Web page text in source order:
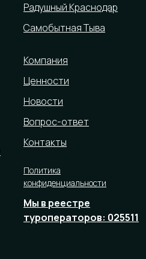
Радушный Краснодар
Самобытная Тыва
Компания
Ценности
Новости
Вопрос-ответ
Контакты
Политика
конфиденциальности
Мы в реестре
туроператоров: 025511